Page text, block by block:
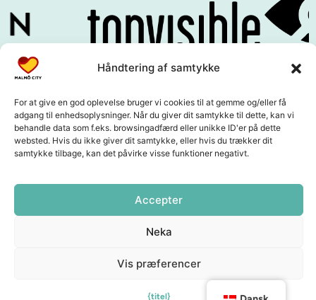
Håndtering af samtykke
For at give en god oplevelse bruger vi cookies til at gemme og/eller få
adgang til enhedsoplysninger. Når du giver dit samtykke til dette, kan vi
behandle data som f.eks. browsingadfærd eller unikke ID'er på dette
websted. Hvis du ikke giver dit samtykke, eller hvis du trækker dit
samtykke tilbage, kan det påvirke visse funktioner negativt.
Accepter
Neka
Vis præferencer
{titel}